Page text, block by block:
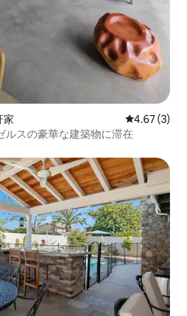
家 レビュー3
4.67 (3)
ルスの豪華な建築物に滞在